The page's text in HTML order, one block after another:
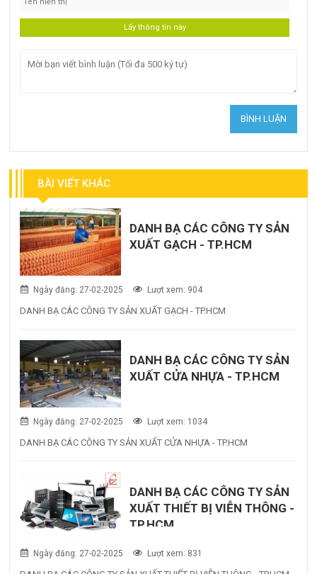
BÀI VIẾT KHÁC
DANH BẠ CÁC CÔNG TY SẢN
XUẤT GẠCH - TP.HCM
Ngày đăng: 27-02-2025 Lượt xem: 904
DANH BẠ CÁC CÔNG TY SẢN XUẤT GẠCH - TP.HCM
DANH BẠ CÁC CÔNG TY SẢN
XUẤT CỬA NHỰA - TP.HCM
Ngày đăng: 27-02-2025 Lượt xem: 1034
DANH BẠ CÁC CÔNG TY SẢN XUẤT CỬA NHỰA - TP.HCM
DANH BẠ CÁC CÔNG TY SẢN
XUẤT THIẾT BỊ VIỄN THÔNG -
TP.HCM
Ngày đăng: 27-02-2025 Lượt xem: 831